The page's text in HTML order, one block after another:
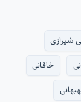
شیرازی
خاقانی